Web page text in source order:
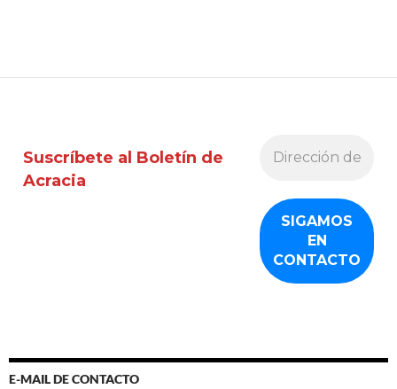
Suscríbete al Boletín de
Acracia
E-MAIL DE CONTACTO